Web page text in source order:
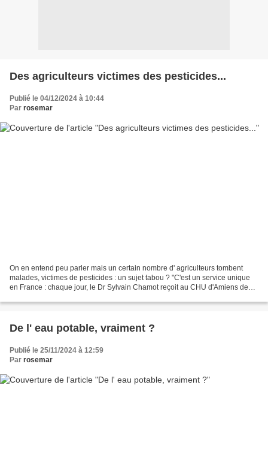
Des agriculteurs victimes des pesticides...
Publié le 04/12/2024 à 10:44
Par rosemar
On en entend peu parler mais un certain nombre d' agriculteurs tombent
malades, victimes de pesticides : un sujet tabou ? "C'est un service unique
en France : chaque jour, le Dr Sylvain Chamot reçoit au CHU d'Amiens des
De l' eau potable, vraiment ?
Publié le 25/11/2024 à 12:59
Par rosemar